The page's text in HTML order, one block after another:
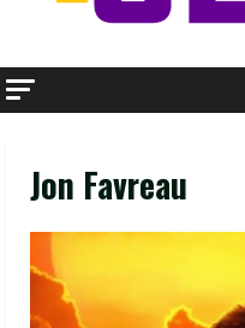
Jon Favreau